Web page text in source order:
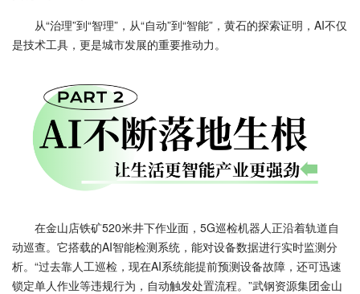
从“治理”到“智理”，从“自动”到“智能”，黄石的探索证明，AI不仅
是技术工具，更是城市发展的重要推动力。
在金山店铁矿520米井下作业面，5G巡检机器人正沿着轨道自
动巡查。它搭载的AI智能检测系统，能对设备数据进行实时监测分
析。“过去靠人工巡检，现在AI系统能提前预测设备故障，还可迅速
锁定单人作业等违规行为，自动触发处置流程。”武钢资源集团金山